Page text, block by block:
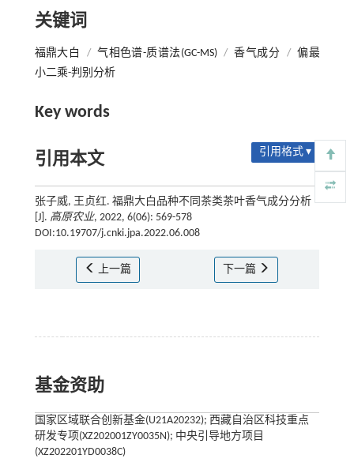
关键词
福鼎大白 / 气相色谱-质谱法(GC-MS) / 香气成分 / 偏最
小二乘-判别分析
Key words
引用本文 引用格式 ▾
张子威, 王贞红. 福鼎大白品种不同茶类茶叶香气成分分析
[J]. 高原农业, 2022, 6(06): 569-578
DOI:10.19707/j.cnki.jpa.2022.06.008
上一篇 下一篇
基金资助
国家区域联合创新基金(U21A20232); 西藏自治区科技重点
研发专项(XZ202001ZY0035N); 中央引导地方项目
(XZ202201YD0038C)